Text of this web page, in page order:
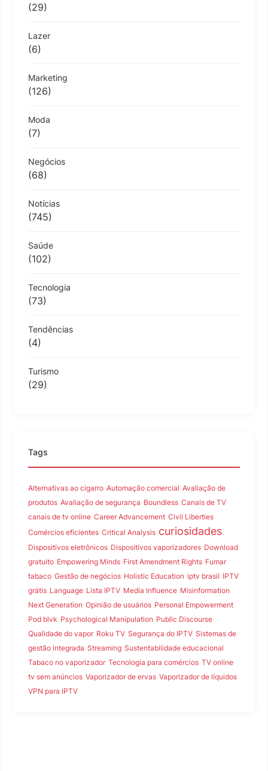
(29)
Lazer
(6)
Marketing
(126)
Moda
(7)
Negócios
(68)
Notícias
(745)
Saúde
(102)
Tecnologia
(73)
Tendências
(4)
Turismo
(29)
Tags
Alternativas ao cigarro Automação comercial Avaliação de
produtos Avaliação de segurança Boundless Canais de TV
canais de tv online Career Advancement Civil Liberties
Comércios eficientes Critical Analysis curiosidades
Dispositivos eletrônicos Dispositivos vaporizadores Download
gratuito Empowering Minds First Amendment Rights Fumar
tabaco Gestão de negócios Holistic Education iptv brasil IPTV
grátis Language Lista IPTV Media Influence Misinformation
Next Generation Opinião de usuários Personal Empowerment
Pod blvk Psychological Manipulation Public Discourse
Qualidade do vapor Roku TV Segurança do IPTV Sistemas de
gestão integrada Streaming Sustentabilidade educacional
Tabaco no vaporizador Tecnologia para comércios TV online
tv sem anúncios Vaporizador de ervas Vaporizador de líquidos
VPN para IPTV